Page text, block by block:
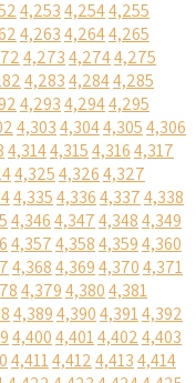
4,2534,2544,255
4,2634,2644,265
4,2734,2744,275
4,2834,2844,285
4,2934,2944,295
4,3034,3044,3054,306
4,3144,3154,3164,317
4,3254,3264,327
4,3354,3364,3374,338
4,3464,3474,3484,349
4,3574,3584,3594,360
4,3684,3694,3704,371
4,3794,3804,381
4,3894,3904,3914,392
4,4004,4014,4024,403
4,4114,4124,4134,414